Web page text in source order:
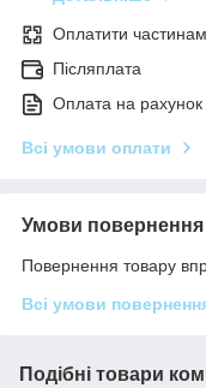
Оплатити
Післяплата
Оплата на рахунок
Всі умови оплати
Умови повернення
Повернення товару
Всі умови
Подібні товари